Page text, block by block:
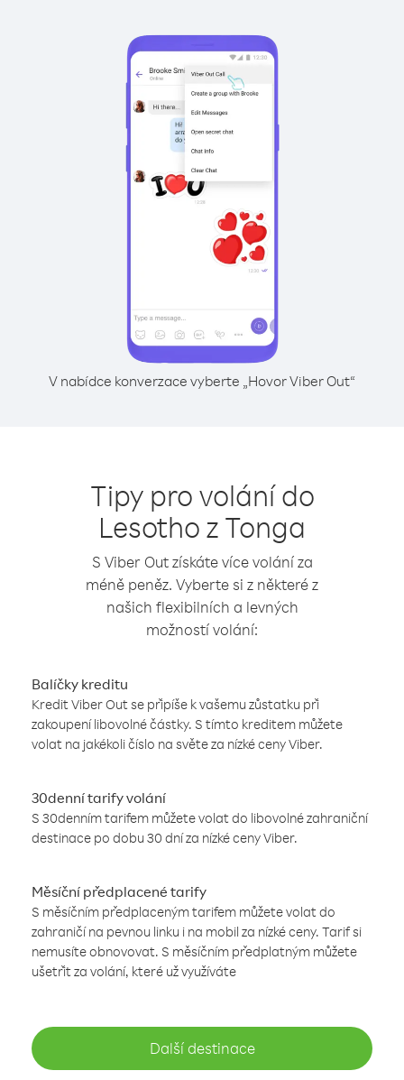
V nabídce konverzace vyberte „Hovor Viber Out“
Tipy pro volání do
Lesotho z Tonga
S Viber Out získáte více volání za
méně peněz. Vyberte si z některé z
našich flexibilních a levných
možností volání:
Balíčky kreditu
Kredit Viber Out se připíše k vašemu zůstatku při
zakoupení libovolné částky. S tímto kreditem můžete
volat na jakékoli číslo na světe za nízké ceny Viber.
30denní tarify volání
S 30denním tarifem můžete volat do libovolné zahraniční
destinace po dobu 30 dní za nízké ceny Viber.
Měsíční předplacené tarify
S měsíčním předplaceným tarifem můžete volat do
zahraničí na pevnou linku i na mobil za nízké ceny. Tarif si
nemusíte obnovovat. S měsíčním předplatným můžete
ušetřit za volání, které už využíváte
Další destinace